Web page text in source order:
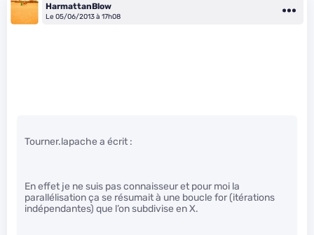
HarmattanBlow
Le 05/06/2013 à 17h08
Tourner.lapache a écrit :
En effet je ne suis pas connaisseur et pour moi la
parallélisation ça se résumait à une boucle for (itérations
indépendantes) que l’on subdivise en X.